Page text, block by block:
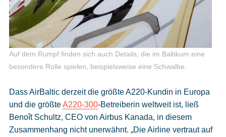
Auf dem Rumpf finden sich auch Details, die im Baltikum eine
besondere Rolle spielen, beispielsweise eine Schwalbe.
Dass AirBaltic derzeit die größte A220-Kundin in Europa
und die größteA220-300-Betreiberin weltweit ist, ließ
Benoît Schultz, CEO von Airbus Kanada, in diesem
Zusammenhang nicht unerwähnt. „Die Airline vertraut auf